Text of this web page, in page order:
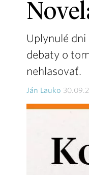
Uplynulé
debaty o
nehlasovať.
Ján Lauko